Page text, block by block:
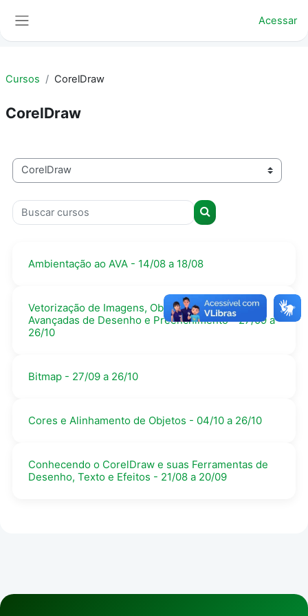
Acessar
Cursos CorelDraw
CorelDraw
Categorias de Cursos
Buscar cursos
Buscar cursos
Ambientação ao AVA - 14/08 a 18/08
Vetorização de Imagens, Objetos e Ferramentas
Avançadas de Desenho e Preenchimento - 27/09 a
26/10
Bitmap - 27/09 a 26/10
Cores e Alinhamento de Objetos - 04/10 a 26/10
Conhecendo o CorelDraw e suas Ferramentas de
Desenho, Texto e Efeitos - 21/08 a 20/09